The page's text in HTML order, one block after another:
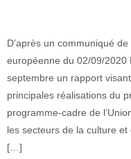
D’après un communiqué
européenne du 02/09/2020
septembre un rapport
principales réalisations du
programme-cadre de
les secteurs de la culture
[…]